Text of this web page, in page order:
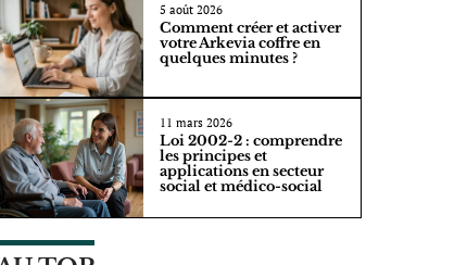
5 août 2026
Comment créer et activer
votre Arkevia coffre en
quelques minutes ?
11 mars 2026
Loi 2002-2 : comprendre
les principes et
applications en secteur
social et médico-social